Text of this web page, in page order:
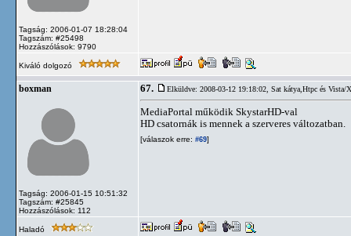
Tagság: 2006-01-07 18:28:04
Tagszám: #25498
Hozzászólások: 9790
Kiváló dolgozó
boxman
Tagság: 2006-01-15 10:51:32
Tagszám: #25845
Hozzászólások: 112
67. Elküldve: 2008-03-12 19:18:02, Sat kátya,Htpc és Vista/
MediaPortal működik SkystarHD-val
HD csatornák is mennek a szerveres változatban.
[válaszok erre: #69]
Haladó